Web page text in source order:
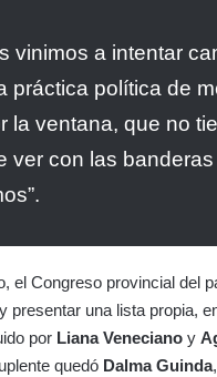
vinimos a intentar
práctica política de
la ventana, que no
ver con las
el Congreso provincial del
presentar una lista propia,
por Liana Veneciano y
quedó Dalma Guinda